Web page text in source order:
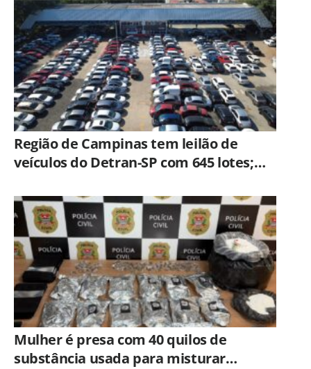
Região de Campinas tem leilão de
veículos do Detran-SP com 645 lotes;
Mulher é presa com 40 quilos de
substância usada para misturar